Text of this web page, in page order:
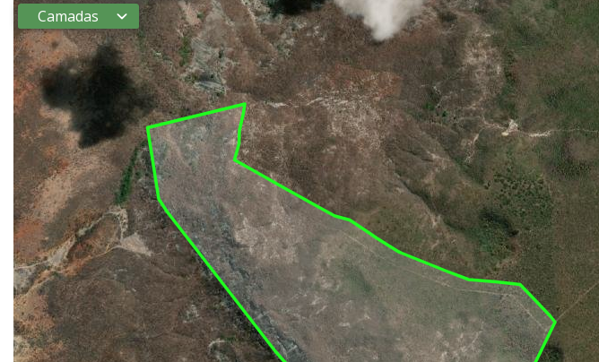
Camadas
Estados
Municípios
Terras
indígenas
(FUNAI)
UC Federal
UC Estaduais
UC
Municipais
Hidrografia
1:1.000.000
(ANA)
Biomas
(IBGE)